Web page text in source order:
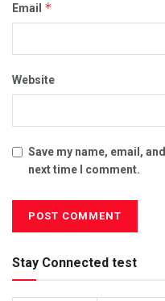
Email *
Website
Save my name, email,
next time I comment.
Stay Connected test